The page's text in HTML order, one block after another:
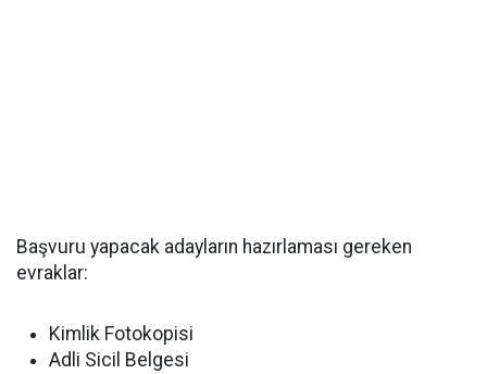
Başvuru yapacak adayların hazırlaması gereken
evraklar:
Kimlik Fotokopisi
Adli Sicil Belgesi